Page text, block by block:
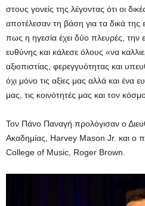
στους γονείς της λέγοντας ότι οι
αποτέλεσαν τη βάση για τα δικά
πως η ηγεσία έχει δύο πλευρές,
ευθύνης και κάλεσε όλους «να
αξιοπιστίας, φερεγγυότητας και
όχι μόνο τις αξίες μας αλλά και ένα
μας, τις κοινότητές μας και τον
Τον Πάνο Παναγή προλόγισαν ο
Ακαδημίας, Harvey Mason Jr. και ο
College of Music, Roger Brown.